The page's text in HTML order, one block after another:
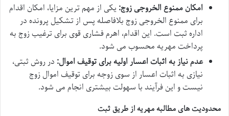
امکان ممنوع الخروجی زوج: یکی از مهم ترین مزایا، امکان اقدام
برای ممنوع الخروجی زوج بلافاصله پس از تشکیل پرونده در
اداره ثبت است. این اقدام، اهرم فشاری قوی برای ترغیب زوج به
پرداخت مهریه محسوب می شود.
عدم نیاز به اثبات اعسار اولیه برای توقیف اموال: در روش ثبتی،
نیازی به اثبات اعسار از سوی زوجه برای توقیف اموال زوج
نیست و این فرآیند با سهولت بیشتری انجام می شود.
محدودیت های مطالبه مهریه از طریق ثبت